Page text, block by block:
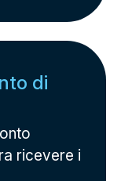
di
ricevere i